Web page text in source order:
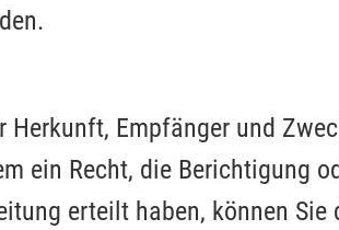
Empfänger und
ein Recht, die Berichtigung
erteilt haben, können